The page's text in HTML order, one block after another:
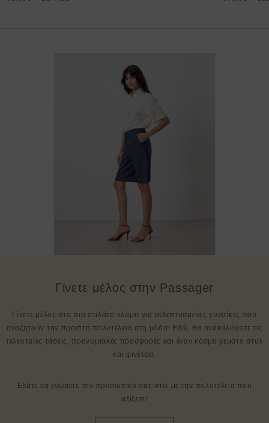
Γίνετε μέλος στην Passager
Γίνετε μέλος στο πιο στιλάτο κλαμπ για εκλεπτυσμένες γυναίκες που
αναζητούν την προσιτή πολυτέλεια στη μόδα! Εδώ, θα ανακαλύψετε τις
τελευταίες τάσεις, προνομιακές προσφορές και έναν κόσμο γεμάτο στυλ
και φινέτσα.
Ελάτε να ενώσετε τον προσωπικό σας στιλ με την πολυτέλεια που
αξίζετε!